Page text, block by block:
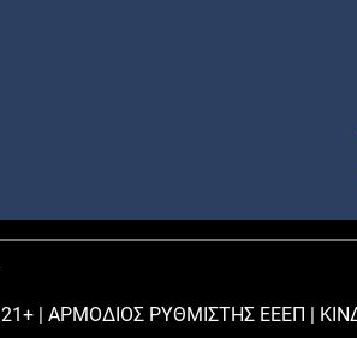
21+ | ΑΡΜΟΔΙΟΣ ΡΥΘΜΙΣΤΗΣ ΕΕΕΠ |